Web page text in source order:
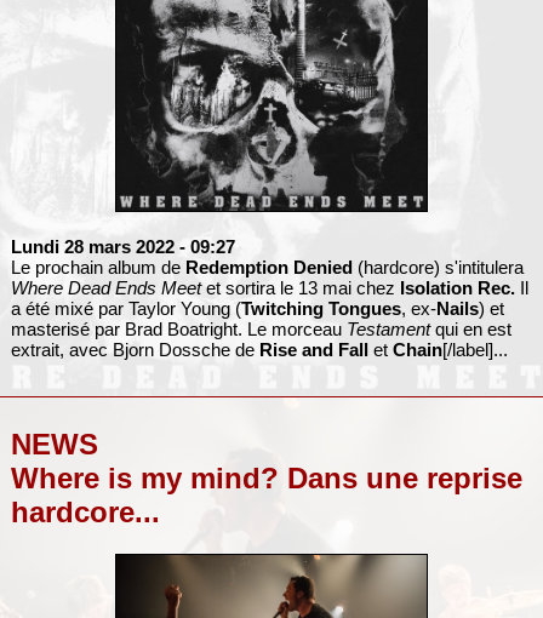
Lundi 28 mars 2022 - 09:27
Le prochain album de Redemption Denied(hardcore) s'intitulera
Where Dead Ends Meetet sortira le 13 mai chez Isolation Rec.Il
a été mixé par Taylor Young (Twitching Tongues, ex-Nails) et
masterisé par Brad Boatright. Le morceau Testamentqui en est
extrait, avec Bjorn Dossche de Rise and Fallet Chain[/label]...
NEWS
Where is my mind? Dans une reprise
hardcore...